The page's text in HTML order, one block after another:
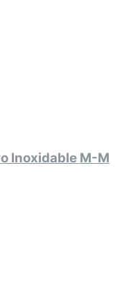
Inoxidable M-M